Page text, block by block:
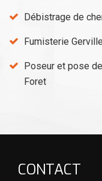
Débistrage de
Fumisterie
Poseur et pose
Foret
CONTACT